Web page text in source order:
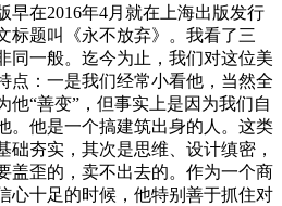
早在2016年4月就在上海出版发行
标题叫《永不放弃》。我看了三
同一般。迄今为止，我们对这位美
点：一是我们经常小看他，当然全
他“善变”，但事实上是因为我们自
。他是一个搞建筑出身的人。这类
础夯实，其次是思维、设计缜密，
盖歪的，卖不出去的。作为一个商
心十足的时候，他特别善于抓住对